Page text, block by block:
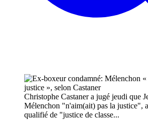
Christophe Castaner a jugé jeudi que
Mélenchon "n'aim(ait) pas la justice",
qualifié de "justice de classe...